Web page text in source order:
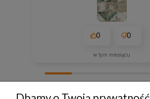
0 0
w tym miesiącu